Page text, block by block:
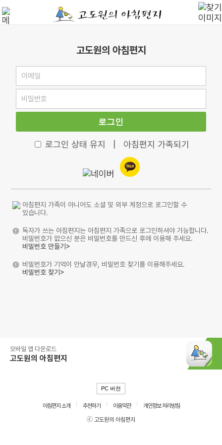
고도원의 아침편지
로그인
로그인 상태 유지 아침편지 가족되기
아침편지 가족이 아니어도 소셜 및 외부 계정으로 로그인할 수
있습니다.
독자가 쓰는 아침편지는 아침편지 가족으로 로그인하셔야 가능합니다.
비밀번호가 없으신 분은 비밀번호를 만드신 후에 이용해 주세요.
비밀번호 만들기>
비밀번호가 기억이 안날경우, 비밀번호 찾기를 이용해주세요.
비밀번호 찾기>
모바일 앱 다운로드
고도원의 아침편지
PC 버전
아침편지 소개 추천하기 이용약관
개인정보 처리방침
ⓒ 고도원의 아침편지